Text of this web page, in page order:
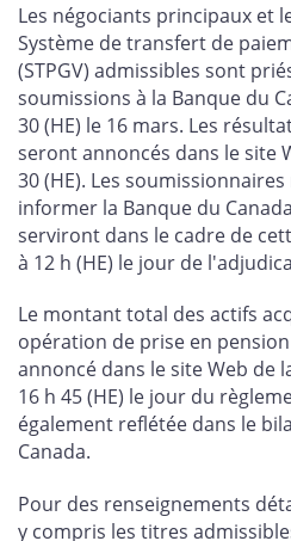
Les négociants principaux et
Système de transfert de
(STPGV) admissibles sont
soumissions à la Banque du
30 (HE) le 16 mars. Les
seront annoncés dans le site
30 (HE). Les
informer la Banque du
serviront dans le cadre de
à 12 h (HE) le jour de
Le montant total des actifs
opération de prise en
annoncé dans le site Web de
16 h 45 (HE) le jour du
également reflétée dans le
Canada.
Pour des renseignements
y compris les titres